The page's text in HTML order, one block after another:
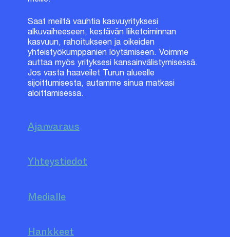
Saat meiltä vauhtia kasvuyrityksesi
alkuvaiheeseen, kestävän liiketoiminnan
kasvuun, rahoitukseen ja oikeiden
yhteistyökumppanien löytämiseen. Voimme
auttaa myös yrityksesi kansainvälistymisessä.
Jos vasta haaveilet Turun alueelle
sijoittumisesta, autamme sinua matkasi
aloittamisessa.
Ajanvaraus
Yhteystiedot
Medialle
Hankkeet